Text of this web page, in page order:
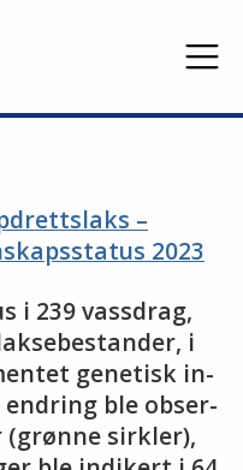
–
2023
i 239 vassdrag,
i
ge­ne­tisk in­
ble ob­ser­
(grønne sirkler),